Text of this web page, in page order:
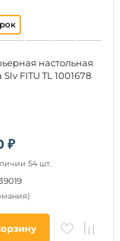
₽
настольная
FITU TL 1001678
54 шт.